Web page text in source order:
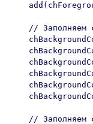
// Заполняем
// Заполняем